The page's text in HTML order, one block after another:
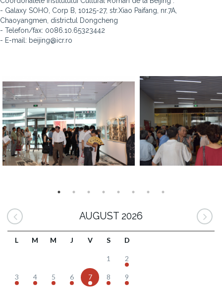
- Galaxy SOHO, Corp B, 10125-27, str.Xiao Paifang, nr.7A,
Chaoyangmen, districtul Dongcheng
- Telefon/fax: 0086.10.65323442
- E-mail: beijing@icr.ro
AUGUST 2026
L M M J V S D
1 2
3 4 5 6 7 8 9